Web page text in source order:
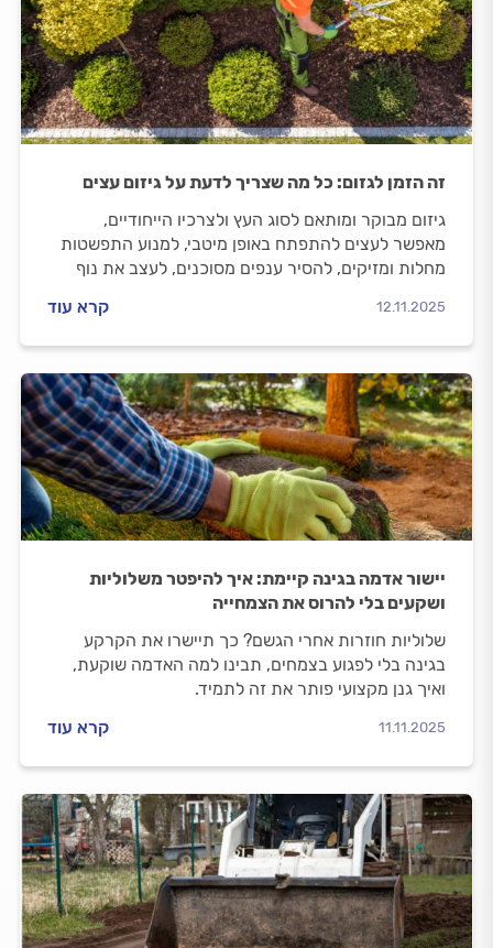
זה הזמן לגזום: כל מה שצריך לדעת על גיזום עצים
גיזום מבוקר ומותאם לסוג העץ ולצרכיו הייחודיים,
מאפשר לעצים להתפתח באופן מיטבי, למנוע התפשטות
מחלות ומזיקים, להסיר ענפים מסוכנים, לעצב את נוף
עצים? הנה כל מה שאתם צריכים לדעת.
12.11.2025 קרא עוד
יישור אדמה בגינה קיימת: איך להיפטר משלוליות
ושקעים בלי להרוס את הצמחייה
שלוליות חוזרות אחרי הגשם? כך תיישרו את הקרקע
בגינה בלי לפגוע בצמחים, תבינו למה האדמה שוקעת,
ואיך גנן מקצועי פותר את זה לתמיד.
11.11.2025 קרא עוד